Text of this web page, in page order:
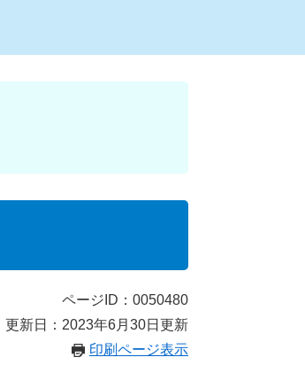
ページID：0050480
更新日：2023年6月30日更新
印刷ページ表示